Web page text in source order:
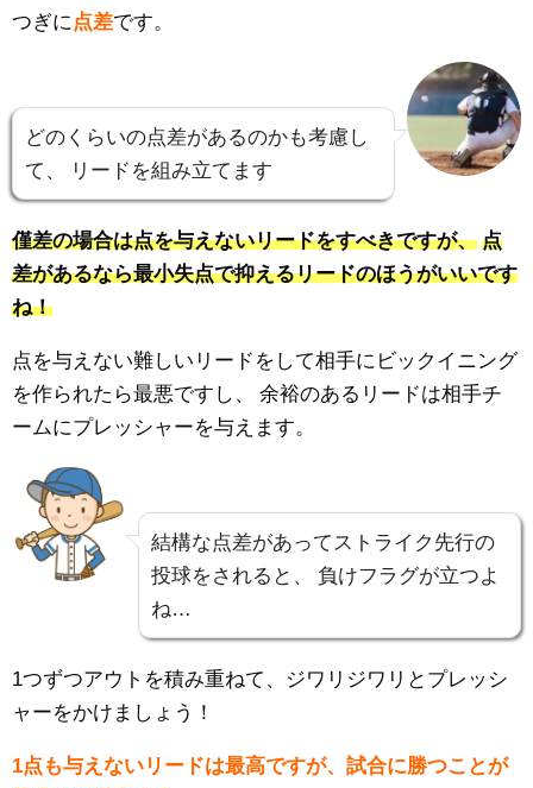
つぎに 点差です。
どのくらいの点差があるのかも考慮し
て、
リードを組み立てます
僅差の場合は点を与えないリードをすべきですが、 点
差があるなら最小失点で抑えるリードのほうがいいです
ね！
点を与えない難しいリードをして相手にビックイニング
を作られたら最悪ですし、
余裕のあるリードは相手チ
ームにプレッシャーを与えます。
結構な点差があってストライク先行の
投球をされると、
負けフラグが立つよ
ね…
1つずつアウトを積み重ねて、ジワリジワリとプレッシ
ャーをかけましょう！
1点も与えないリードは最高ですが、試合に勝つことが